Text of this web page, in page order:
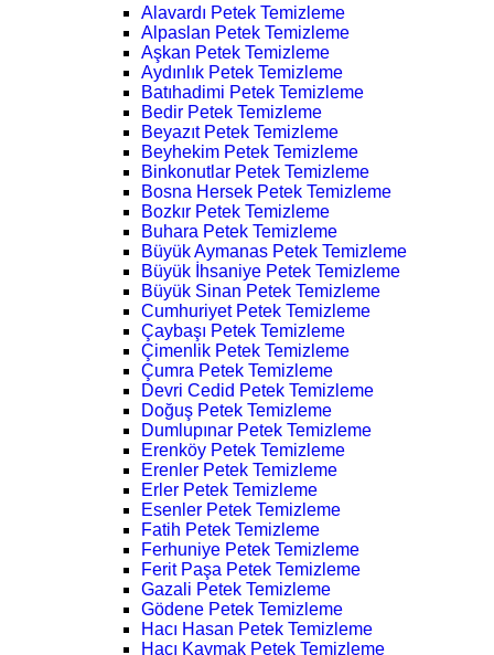
Alavardı Petek Temizleme
Alpaslan Petek Temizleme
Aşkan Petek Temizleme
Aydınlık Petek Temizleme
Batıhadimi Petek Temizleme
Bedir Petek Temizleme
Beyazıt Petek Temizleme
Beyhekim Petek Temizleme
Binkonutlar Petek Temizleme
Bosna Hersek Petek Temizleme
Bozkır Petek Temizleme
Buhara Petek Temizleme
Büyük Aymanas Petek Temizleme
Büyük İhsaniye Petek Temizleme
Büyük Sinan Petek Temizleme
Cumhuriyet Petek Temizleme
Çaybaşı Petek Temizleme
Çimenlik Petek Temizleme
Çumra Petek Temizleme
Devri Cedid Petek Temizleme
Doğuş Petek Temizleme
Dumlupınar Petek Temizleme
Erenköy Petek Temizleme
Erenler Petek Temizleme
Erler Petek Temizleme
Esenler Petek Temizleme
Fatih Petek Temizleme
Ferhuniye Petek Temizleme
Ferit Paşa Petek Temizleme
Gazali Petek Temizleme
Gödene Petek Temizleme
Hacı Hasan Petek Temizleme
Hacı Kaymak Petek Temizleme